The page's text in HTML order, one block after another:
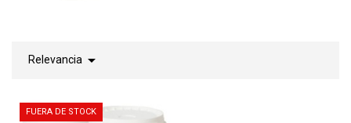
Relevancia 
FUERA DE STOCK